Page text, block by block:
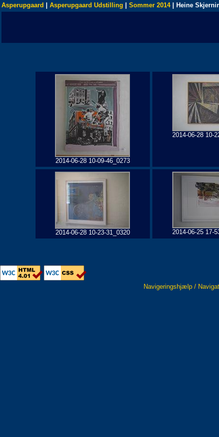
Asperupgaard Asperupgaard Udstilling Sommer 2014| Heine
2014-06-28 10-09-46_0273
2014-06-28 10-
2014-06-28 10-23-31_0320 2014-06-25 17-
Navigeringshjælp /